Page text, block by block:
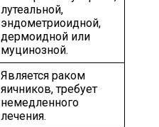
лутеальной,
эндометриоидной,
дермоидной или
муцинозной.
Является раком
яичников, требует
немедленного
лечения.